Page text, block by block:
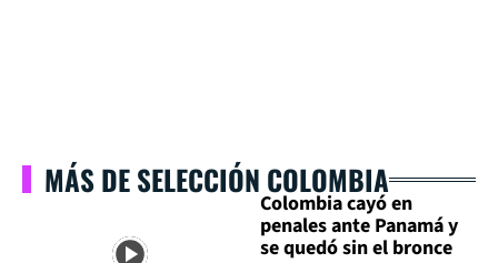
MÁS DE SELECCIÓN COLOMBIA
Colombia cayó en
penales ante Panamá y
se quedó sin el bronce